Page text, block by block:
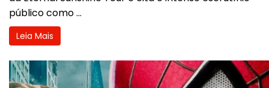
público como ...
Leia Mais